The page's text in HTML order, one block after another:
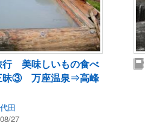
行 美味しいもの食べ
昧③ 万座温泉⇒高峰
田
27